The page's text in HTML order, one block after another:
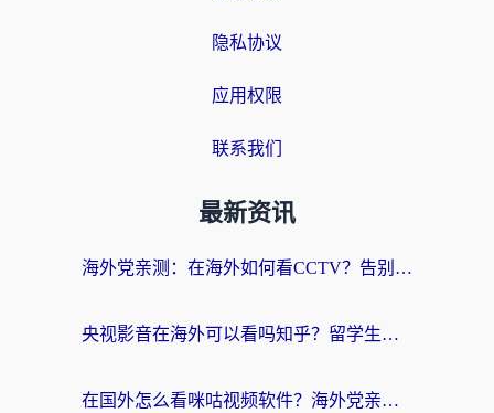
隐私协议
应用权限
联系我们
最新资讯
海外党亲测：在海外如何看CCTV？告别“仅限大陆播放”的实用指南
央视影音在海外可以看吗知乎？留学生亲测：3步解决地域限制+追剧自由
在国外怎么看咪咕视频软件？海外党亲测有效的回国加速方案